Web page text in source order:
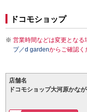
ドコモショップ
営業時間などは変更となる
プ／d gardenからご確認く
店舗名
ドコモショップ大河原かな